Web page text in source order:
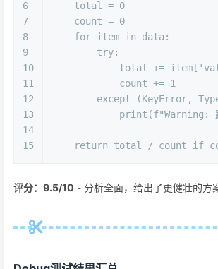
6
7
8
9
10
11
12
13
14
15
    total =
0
    count =
0
for item in data:
try:
            total += item[
            count +=
1
except (KeyError,
print (f"Warning:
return total / count if
评分：9.5/10 - 分析全面，给出了更健壮的方